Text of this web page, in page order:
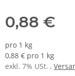
0,88 €
pro 1 kg
0,88 € pro 1 kg
exkl. 7% USt. ,